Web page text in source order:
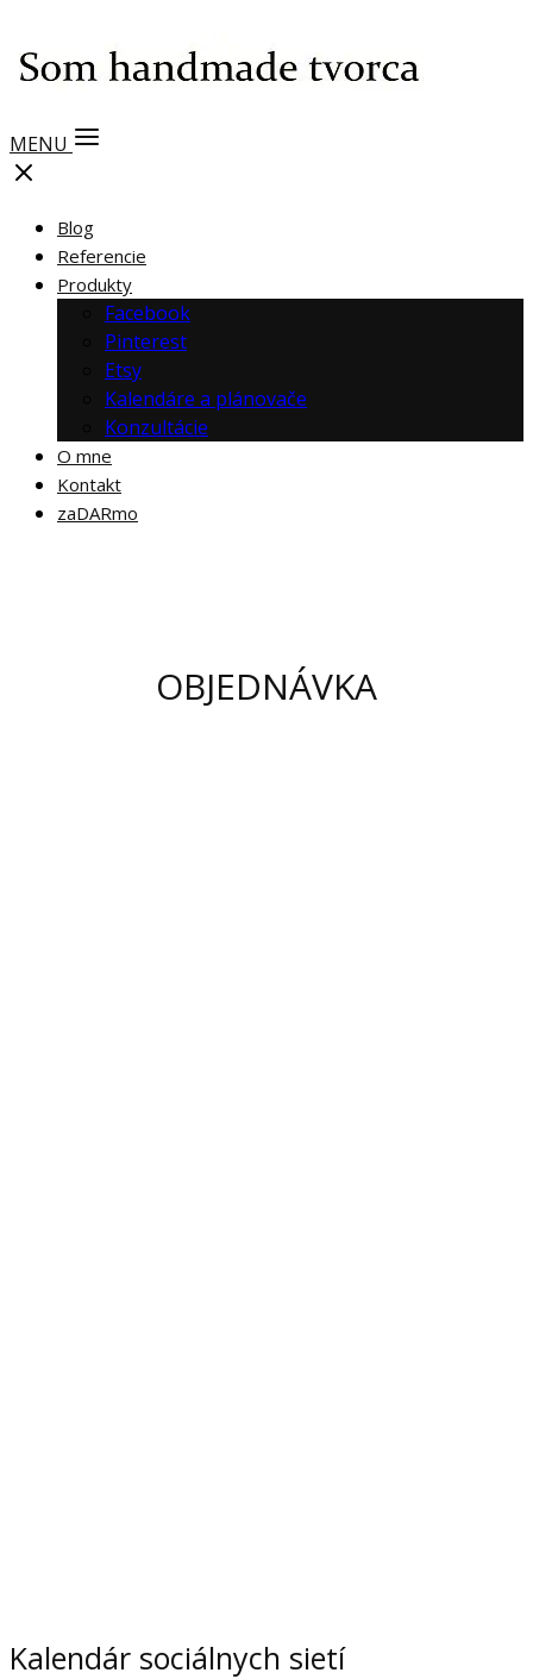
MENU
Blog
Referencie
Produkty
Facebook
Pinterest
Etsy
Kalendáre a plánovače
Konzultácie
O mne
Kontakt
zaDARmo
OBJEDNÁVKA
Kalendár sociálnych sietí